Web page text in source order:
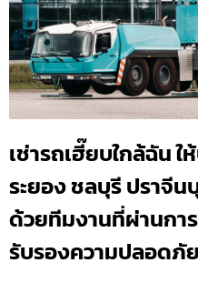
เช่ารถเฮี๊ยบใกล้ฉัน
ระยอง ชลบุรี ปราจีน
ด้วยทีมงานที่ผ่านกา
รับรองความปลอดภัย